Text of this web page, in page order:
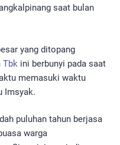
saat bulan
yang ditopang
Tbk ini berbunyi pada saat
memasuki waktu
Imsyak.
puluhan tahun berjasa
warga